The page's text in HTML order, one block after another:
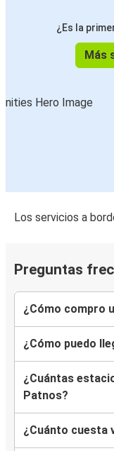
¿Es la
Más
Los servicios a
Preguntas
¿Cómo compro
¿Cómo puedo
¿Cuántas
Patnos?
¿Cuánto cuesta